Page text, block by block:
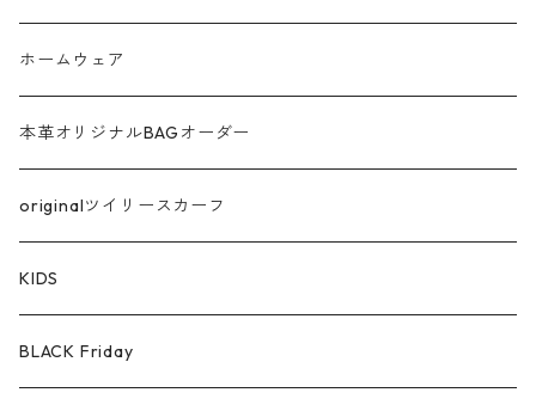
ラメ
サテン
綿ローン
シルケットコットン
ファー ムートン
ホームウェア
本革オリジナルBAGオーダー
originalツイリースカーフ
KIDS
BLACK Friday